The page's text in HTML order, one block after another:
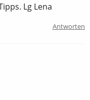
Lg Lena
Antworten